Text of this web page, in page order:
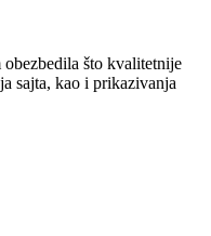
što kvalitetnije
sajta, kao i prikazivanja